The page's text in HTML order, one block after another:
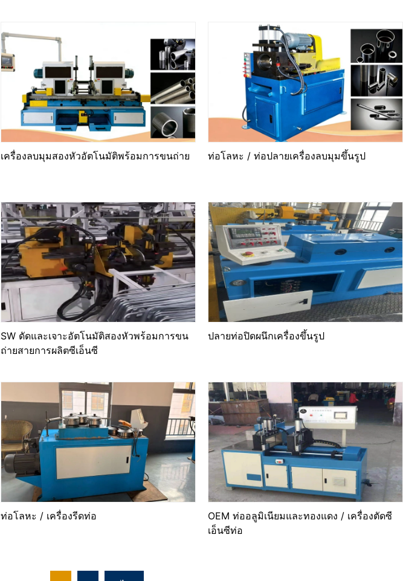
เครื่องลบมุมสองหัวอัตโนมัติพร้อมการขนถ่าย ท่อโลหะ / ท่อปลายเครื่องลบมุมขึ้นรูป
SW ดัดและเจาะอัตโนมัติสองหัวพร้อมการขน
ถ่ายสายการผลิตซีเอ็นซี
ปลายท่อปิดผนึกเครื่องขึ้นรูป
ท่อโลหะ / เครื่องรีดท่อ
OEM ท่ออลูมิเนียมและทองแดง / เครื่องตัดซี
เอ็นซีท่อ